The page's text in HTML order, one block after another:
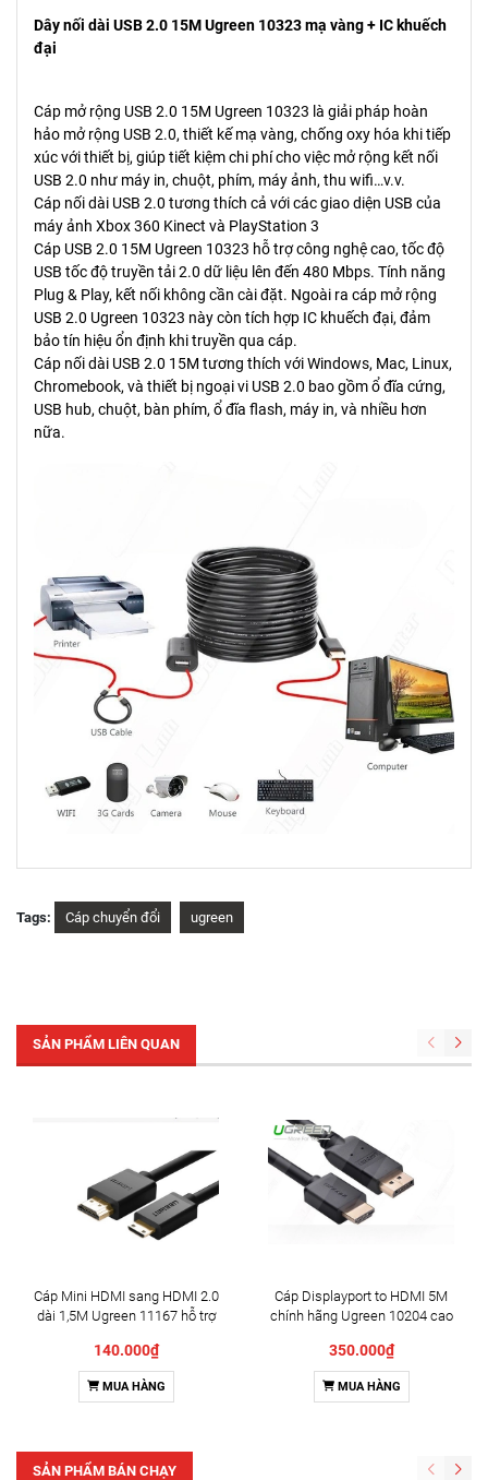
Dây nối dài USB 2.0 15M Ugreen 10323 mạ vàng + IC khuếch
đại
Cáp mở rộng USB 2.0 15M Ugreen 10323 là giải pháp hoàn
hảo mở rộng USB 2.0, thiết kế mạ vàng, chống oxy hóa khi tiếp
xúc với thiết bị, giúp tiết kiệm chi phí cho việc mở rộng kết nối
USB 2.0 như máy in, chuột, phím, máy ảnh, thu wifi…v.v.
Cáp nối dài USB 2.0 tương thích cả với các giao diện USB của
máy ảnh Xbox 360 Kinect và PlayStation 3
Cáp USB 2.0 15M Ugreen 10323 hỗ trợ công nghệ cao, tốc độ
USB tốc độ truyền tải 2.0 dữ liệu lên đến 480 Mbps. Tính năng
Plug & Play, kết nối không cần cài đặt. Ngoài ra cáp mở rộng
USB 2.0 Ugreen 10323 này còn tích hợp IC khuếch đại, đảm
bảo tín hiệu ổn định khi truyền qua cáp.
Cáp nối dài USB 2.0 15M tương thích với Windows, Mac, Linux,
Chromebook, và thiết bị ngoại vi USB 2.0 bao gồm ổ đĩa cứng,
USB hub, chuột, bàn phím, ổ đĩa flash, máy in, và nhiều hơn
nữa.
Tags: Cáp chuyển đổi ugreen
SẢN PHẨM LIÊN QUAN
Cáp Mini HDMI sang HDMI 2.0
dài 1,5M Ugreen 11167 hỗ trợ
140.000₫
MUA HÀNG
Cáp Displayport to HDMI 5M
chính hãng Ugreen 10204 cao
350.000₫
MUA HÀNG
SẢN PHẨM BÁN CHẠY